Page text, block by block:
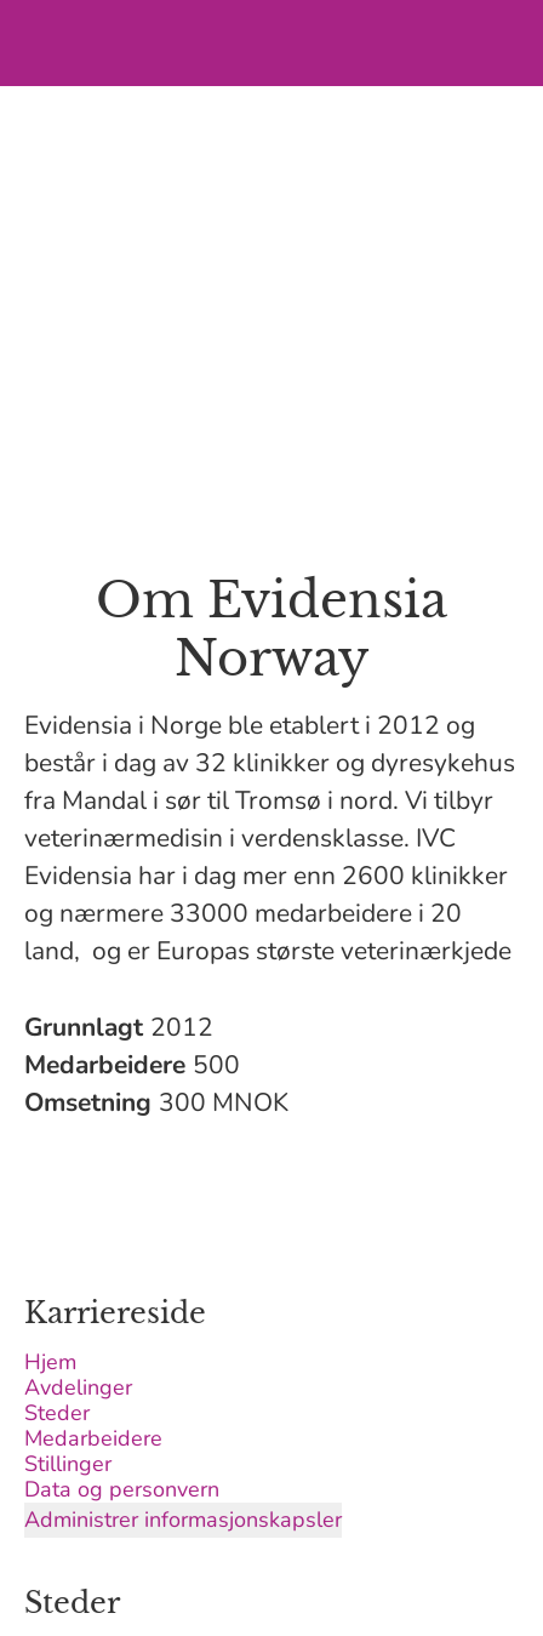
Om Evidensia
Norway
Evidensia i Norge ble etablert i 2012 og
består i dag av 32 klinikker og dyresykehus
fra Mandal i sør til Tromsø i nord. Vi tilbyr
veterinærmedisin i verdensklasse. IVC
Evidensia har i dag mer enn 2600 klinikker
og nærmere 33000 medarbeidere i 20
land, og er Europas største veterinærkjede
Grunnlagt 2012
Medarbeidere 500
Omsetning 300 MNOK
Karriereside
Hjem
Avdelinger
Steder
Medarbeidere
Stillinger
Data og personvern
Administrer informasjonskapsler
Steder